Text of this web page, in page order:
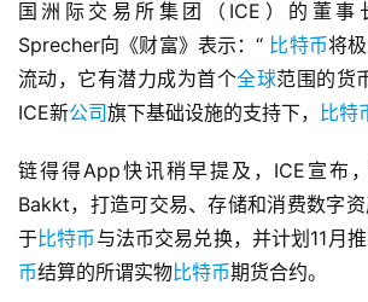
国洲际交易所集团（ICE）的董事
Sprecher向《财富》表示：“ 比特币将
流动，它有潜力成为首个全球范围的货
ICE新公司旗下基础设施的支持下， 比特
链得得App快讯稍早提及，ICE宣布
Bakkt，打造可交易、存储和消费数字
于比特币与法币交易兑换，并计划11月
币结算的所谓实物比特币期货合约。